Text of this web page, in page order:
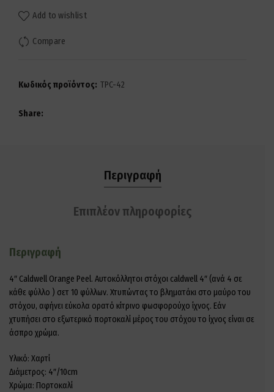
Add to wishlist
Compare
Κωδικός προϊόντος: TPC-42
Share
Περιγραφή
Επιπλέον πληροφορίες
Περιγραφή
4″ Caldwell Orange Peel. Αυτοκόλλητοι στόχοι caldwell 4″ (ανά 4 σε
κάθε φύλλο ) σετ 10 φύλλων. Χτυπώντας το βληματάκι στο μαύρο του
στόχου, αφήνει εύκολα ορατό κίτρινο φωσφορούχο ίχνος. Εάν
χτυπήσει στο εξωτερικό πορτοκαλί μέρος του στόχου το ίχνος είναι σε
άσπρο χρώμα.
Υλικό: Χαρτί
Διάμετρος: 4″/10cm
Χρώμα: Πορτοκαλί